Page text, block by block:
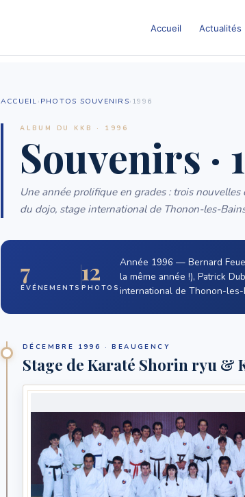
Accueil Actualités
ACCUEIL › PHOTOS SOUVENIRS› 1996
ALBUM DU KKB · 1996
Souvenirs ·
Une année prolifique en grades : trois
du dojo, stage international de Thonon-les-
7
ÉVÉNEMENTS
12
PHOTOS
Année 1996 — Bernard
la même année !), Patrick
international de Thonon-les-
DÉCEMBRE 1996 · BEAUGENCY
Stage de Karaté Shorin ryu &